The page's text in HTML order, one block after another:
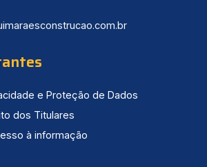
e Proteção de Dados
dos Titulares
à informação